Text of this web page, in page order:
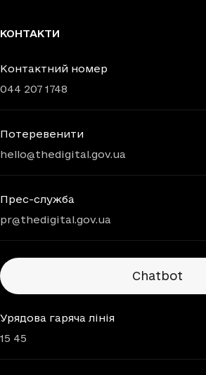
КОНТАКТИ
Контактний номер
044 207 1748
Потеревенити
hello@thedigital.gov.ua
Прес-служба
pr@thedigital.gov.ua
Chatbots
Chatbot
Урядова гаряча лінія
15 45